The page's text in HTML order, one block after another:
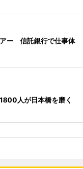
ー 信託銀行で仕事体
人が日本橋を磨く